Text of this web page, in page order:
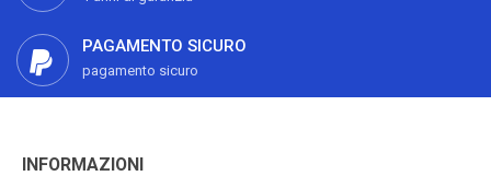
PAGAMENTO SICURO
pagamento sicuro
INFORMAZIONI